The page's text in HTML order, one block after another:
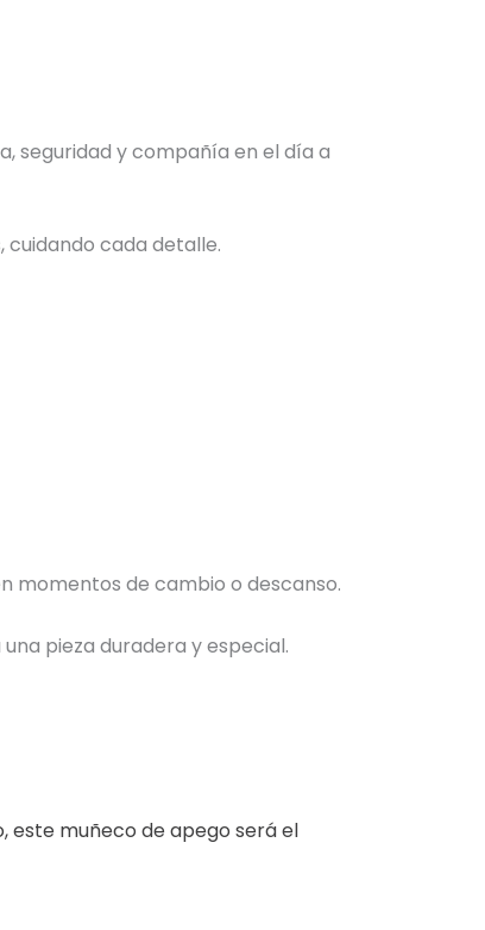
seguridad y compañía en el día a
cada detalle.
momentos de cambio o descanso.
pieza duradera y especial.